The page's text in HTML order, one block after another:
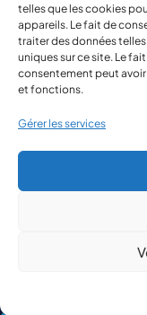
telles que les cookies
appareils. Le fait de
traiter des données
uniques sur ce site. Le
consentement peut
et fonctions.
Gérer les services
© 2026 Aspect Aquitaine